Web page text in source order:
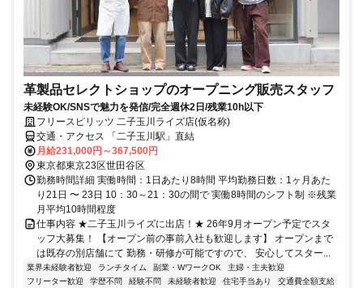
革製品セレクトショップのオープニング販売スタッフ
未経験OK/SNSで魅力を発信/完全週休2日/残業10h以下
フリースピリッツ 二子玉川ライズ店(仮名称)
交通・アクセス 「二子玉川駅」直結
月給231,000円～367,500円
東京都東京23区世田谷区
勤務時間詳細 実働時間：1日あたり8時間 平均勤務日数：1ヶ月あた
り21日 〜 23日 10：30～21：30の間で 実働8時間のシフト制 ※残業
月平均10時間程度
仕事内容 ★二子玉川ライズに出店！★ 26年9月オープン予定でスタ
ッフ大募集！ 【オープン前の事前入社も歓迎します】 オープンまで
は既存の別店舗にて 勤務・研修が可能ですので、 安心してスター...
業界未経験者歓迎 ランチタイム 副業・WワークOK
主婦・主夫歓迎
フリーター歓迎
学歴不問 経験不問 未経験者歓迎 住宅手当あり
交通費全額支給